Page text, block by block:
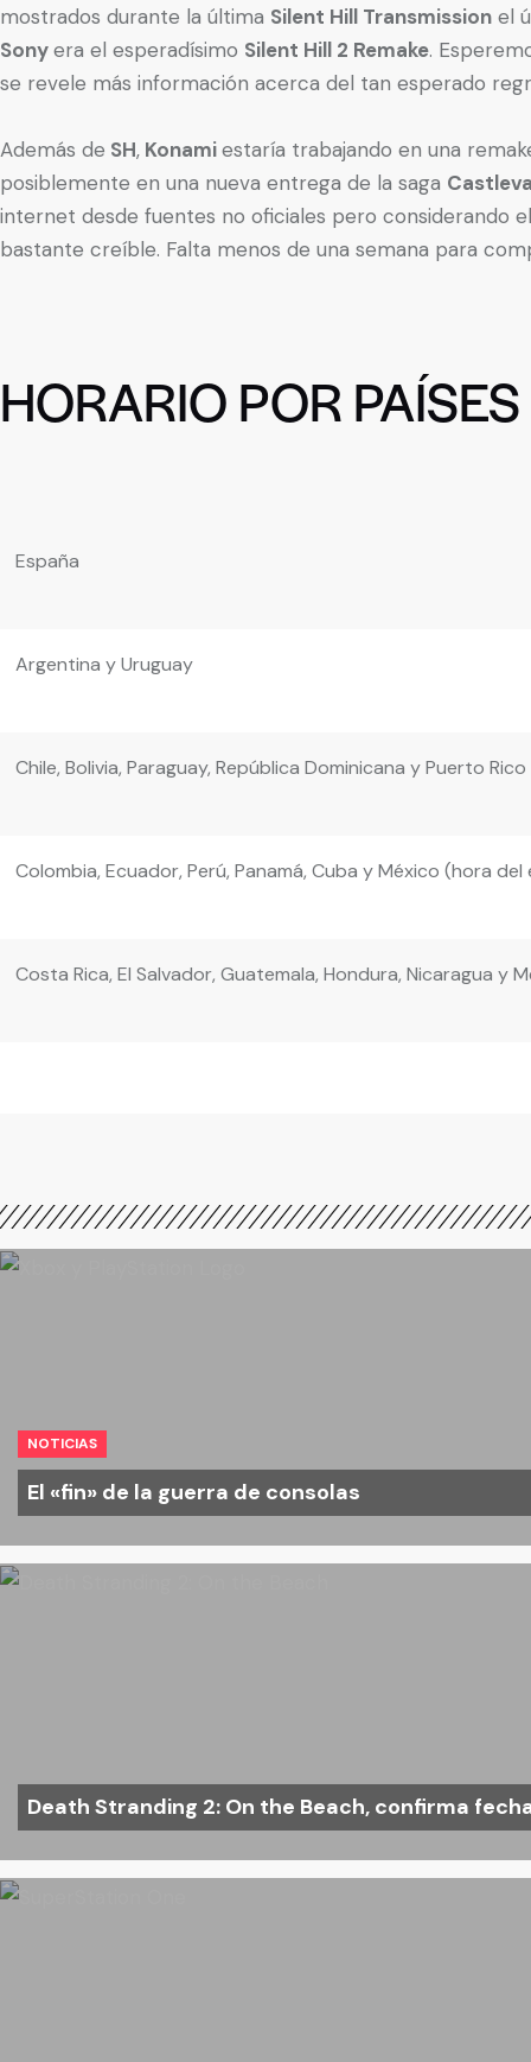
mostrados durante la última Silent Hill Transmission el
Sonyera el esperadísimo Silent Hill 2 Remake.
se revele más información acerca del tan esperado
Además de SH, Konamiestaría trabajando en una
posiblemente en una nueva entrega de la saga
internet desde fuentes no oficiales pero considerando
bastante creíble. Falta menos de una semana para
HORARIO POR PAÍSES
España
Argentina y Uruguay
Chile, Bolivia, Paraguay, República Dominicana y Puerto Rico
Colombia, Ecuador, Perú, Panamá, Cuba y México (hora del
Costa Rica, El Salvador, Guatemala, Hondura, Nicaragua y
NOTICIAS
El «fin» de la guerra de consolas
Death Stranding 2: On the Beach, confirma